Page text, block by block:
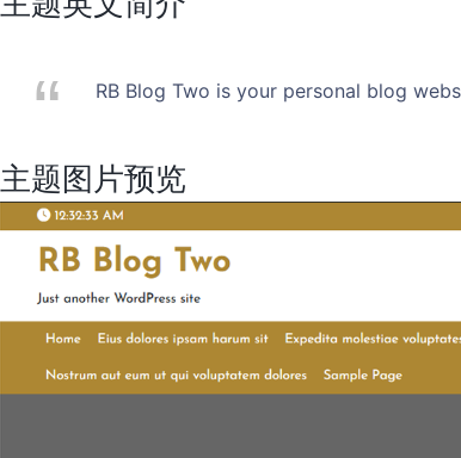
RB Blog Two is your personal blog
主题图片预览